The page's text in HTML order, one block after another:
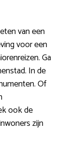
van een
voor een
Ga
In de
Of
ook de
zijn